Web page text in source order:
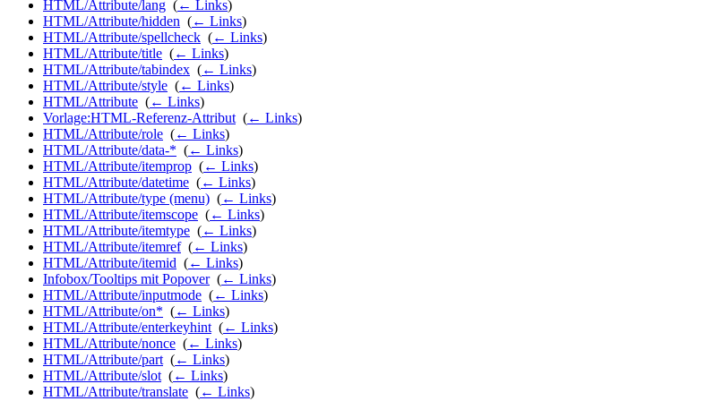
HTML/Attribute/lang (← Links)
HTML/Attribute/hidden (← Links)
HTML/Attribute/spellcheck (← Links)
HTML/Attribute/title (← Links)
HTML/Attribute/tabindex (← Links)
HTML/Attribute/style (← Links)
HTML/Attribute (← Links)
Vorlage:HTML-Referenz-Attribut (← Links)
HTML/Attribute/role (← Links)
HTML/Attribute/data-* (← Links)
HTML/Attribute/itemprop (← Links)
HTML/Attribute/datetime (← Links)
HTML/Attribute/type (menu) (← Links)
HTML/Attribute/itemscope (← Links)
HTML/Attribute/itemtype (← Links)
HTML/Attribute/itemref‎ (← Links)
HTML/Attribute/itemid (← Links)
Infobox/Tooltips mit Popover‎ (← Links)
HTML/Attribute/inputmode (← Links)
HTML/Attribute/on* (← Links)
HTML/Attribute/enterkeyhint (← Links)
HTML/Attribute/nonce (← Links)
HTML/Attribute/part (← Links)
HTML/Attribute/slot (← Links)
HTML/Attribute/translate (← Links)